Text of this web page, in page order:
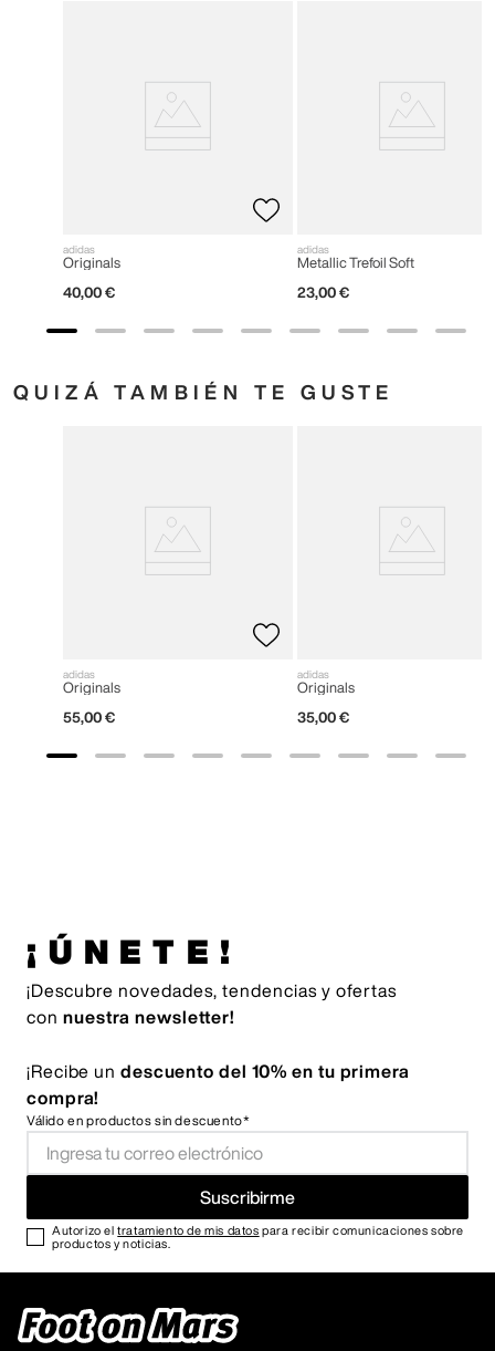
adidas
Originals
40,00 €
adidas
Metallic Trefoil Soft
23,00 €
QUIZÁ TAMBIÉN TE GUSTE
adidas
Originals
55,00 €
adidas
Originals
35,00 €
¡ÚNETE!
¡Descubre novedades, tendencias y ofertas
con nuestra newsletter!
¡Recibe un descuento del 10% en tu primera
compra!
Válido en productos sin descuento*
Suscribirme
Autorizo eltratamiento de mis datos para recibir comunicaciones sobre
productos y noticias.